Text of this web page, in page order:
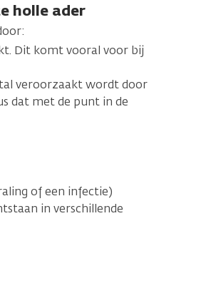
holle ader
Dit komt vooral voor bij
veroorzaakt wordt door
dat met de punt in de
of een infectie)
in verschillende